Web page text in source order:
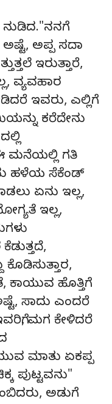
ನುಡಿದ."ನನಗೆ
ಅಪ್ಪ ಸದಾ
ಇರುತ್ತಾರೆ,
ವ್ಯವಹಾರ
ಇವರು, ಎಲ್ಲಿಗೆ
ಕರೆದೇನು
ಮನೆಯಲ್ಲಿ ಗತಿ
ಹಳೆಯ ಸೆಕೆಂಡ್
ಏನು ಇಲ್ಲ,
ಇಲ್ಲ,
ಹೊತ್ತಿಗೆ
ಸಾದು ಎಂದರೆ
ಮಗ ಕೇಳಿದರೆ
ಮಾತು ಏಕಪ್ಪ
ಪುಟ್ಟವನು"
ಅಡುಗೆ